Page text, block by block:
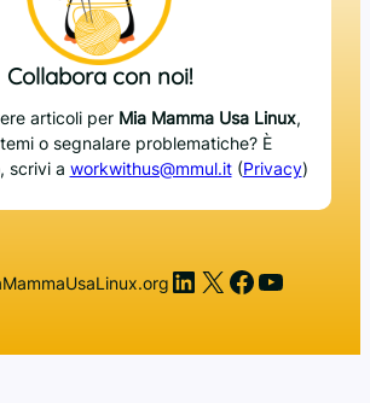
Collabora con noi!
articoli per Mia Mamma Usa Linux,
o segnalare problematiche? È
scrivi a workwithus@mmul.it(Privacy)
LinkedIn
X Facebook